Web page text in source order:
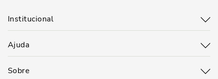
Institucional
Ajuda
Sobre